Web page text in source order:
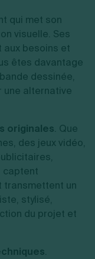
qui met son
visuelle. Ses
besoins et
êtes davantage
dessinée,
une alternative
originales. Que
des jeux vidéo,
captent
transmettent un
stylisé,
du projet et
.